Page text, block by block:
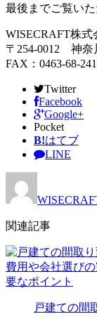
最後までご覧い
WISECRAFT株式
〒254-0012 神奈
FAX：0463-68-
Twitter
Facebook
Google+
Pocket
B!はてブ
LINE
関連記事
戸建ての間